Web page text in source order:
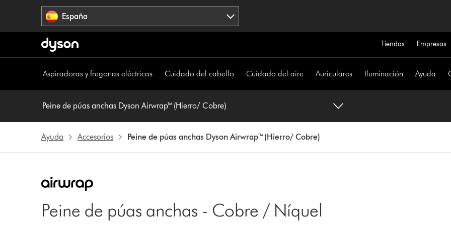
España
Tiendas Empresas
Aspiradoras y fregonas eléctricas Cuidado del cabello Cuidado del aire Auriculares Iluminación Ayuda
Peine de púas anchas Dyson Airwrap™ (Hierro/ Cobre)
Ayuda Accesorios Peine de púas anchas Dyson Airwrap™ (Hierro/ Cobre)
Peine de púas anchas - Cobre / Níquel